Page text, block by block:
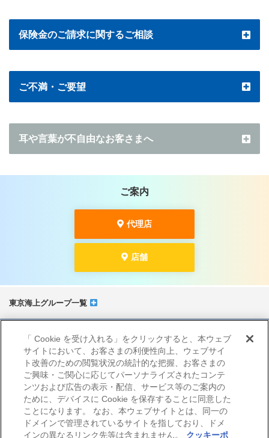
保険金のご請求に関するご相談
ご不満・ご要望
耳や言葉が不自由なお客さまへ
ご案内
代理店
店舗
東京海上グループ一覧
サイトマップ
当サイトのご利用にあたって
勧誘方針
プライバシーポリシー（個人情報のお取扱いについて）
「 Cookie を受け入れる」をクリックすると、本ウェブ
サイトにおいて、お客さまの利便性向上、ウェブサイ
ト改善のための閲覧状況の統計的な把握、お客さまの
ご興味・ご関心に応じてパーソナライズされたコンテ
ンツおよび広告の表示・配信、サービス等のご案内の
ために、デバイスに Cookie を保存することに同意した
ことになります。 なお、本ウェブサイトとは、同一の
ドメインで管理されているサイトを指しており、ドメ
インの異なるリンク先等は含まれません。
クッキーポ